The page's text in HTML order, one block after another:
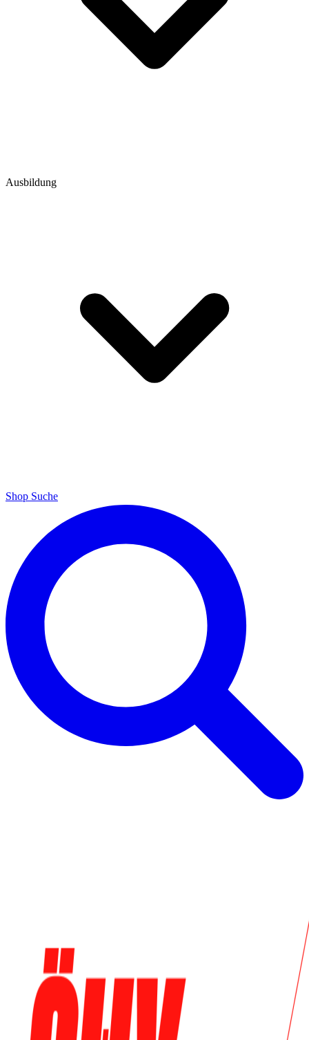
Ausbildung
Shop Suche